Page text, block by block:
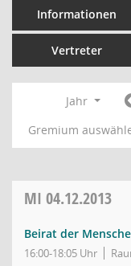
Informationen
Vertreter
Jahr
Gremium
MI 04.12.2013
Beirat der
16:00-18:05 Uhr